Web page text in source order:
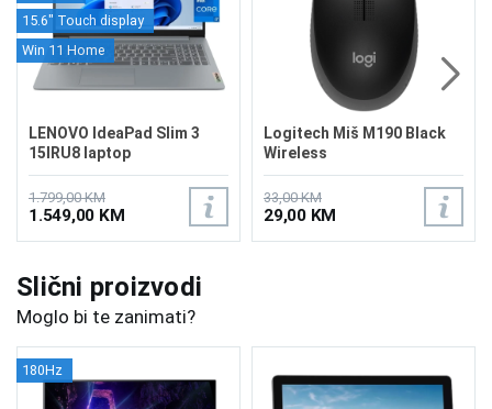
15.6" Touch display
Win 11 Home
LENOVO IdeaPad Slim 3
15IRU8 laptop
82X700HUUS
1.799,00 KM
1.549,00 KM
Logitech Miš M190 Black
Wireless
33,00 KM
29,00 KM
Slični proizvodi
Moglo bi te zanimati?
180Hz